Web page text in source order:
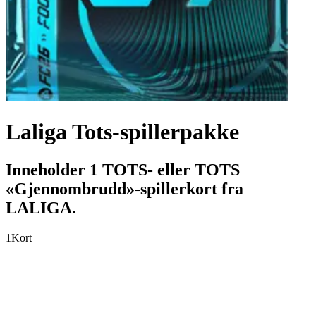
Laliga Tots-spillerpakke
Inneholder 1 TOTS- eller TOTS
«Gjennombrudd»-spillerkort fra
LALIGA.
1Kort